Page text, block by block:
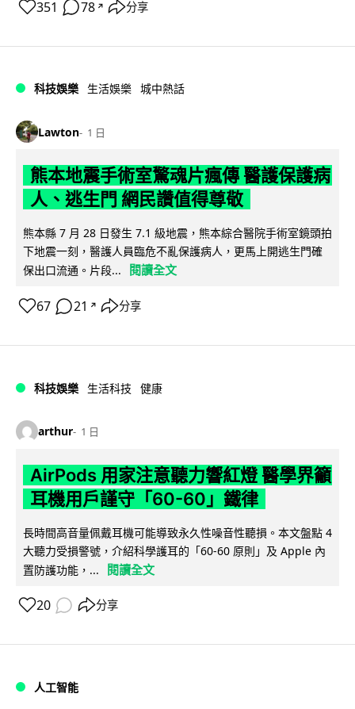
351 78 ↗ 分享
科技娛樂 生活娛樂 城中熱話
Lawton 1 日
熊本地震手術室驚魂片瘋傳 醫護保護病
人、逃生門 網民讚值得尊敬
熊本縣 7 月 28 日發生 7.1 級地震，熊本綜合醫院手術室鏡頭拍
下地震一刻，醫護人員臨危不亂保護病人，更馬上開逃生門確
保出口流通。片段...
閱讀全文
67 21 ↗ 分享
科技娛樂 生活科技 健康
arthur 1 日
AirPods 用家注意聽力響紅燈 醫學界籲
耳機用戶謹守「60-60」鐵律
長時間高音量佩戴耳機可能導致永久性噪音性聽損。本文盤點 4
大聽力受損警號，介紹科學護耳的「60-60 原則」及 Apple 內
置防護功能，...
閱讀全文
20 分享
人工智能